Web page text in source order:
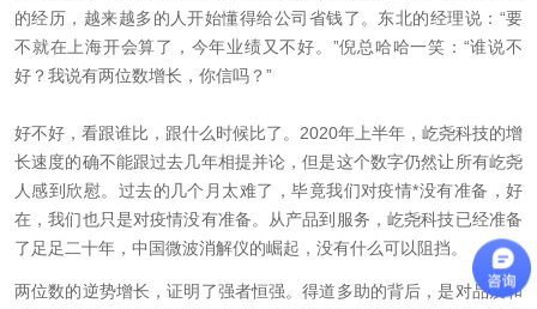
的经历，越来越多的人开始懂得给公司省钱了。东北的经理说：“要
不就在上海开会算了，今年业绩又不好。”倪总哈哈一笑：“谁说不
好？我说有两位数增长，你信吗？”
好不好，看跟谁比，跟什么时候比了。2020年上半年，屹尧科技的增
长速度的确不能跟过去几年相提并论，但是这个数字仍然让所有屹尧
人感到欣慰。过去的几个月太难了，毕竟我们对疫情*没有准备，好
在，我们也只是对疫情没有准备。从产品到服务，屹尧科技已经准备
了足足二十年，中国微波消解仪的崛起，没有什么可以阻挡。
两位数的逆势增长，证明了强者恒强。得道多助的背后，是对品质和